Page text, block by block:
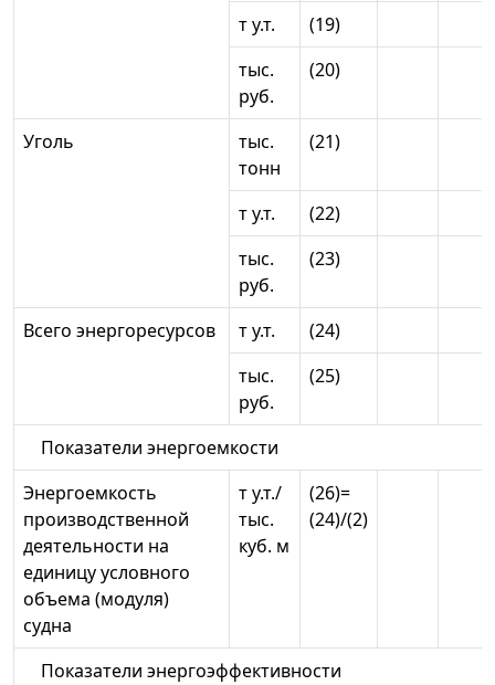
т у.т.
(19)
тыс.
руб.
(20)
Уголь
тыс.
тонн
(21)
т у.т.
(22)
тыс.
руб.
(23)
Всего энергоресурсов т у.т.
(24)
тыс.
руб.
(25)
Показатели энергоемкости
Энергоемкость
производственной
деятельности на
единицу условного
объема (модуля)
судна
т у.т./
тыс.
куб. м
(26)=
(24)/(2)
Показатели энергоэффективности